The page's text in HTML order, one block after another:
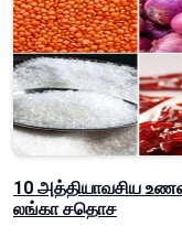
10 அத்தியாவசிய
லங்கா சதொச